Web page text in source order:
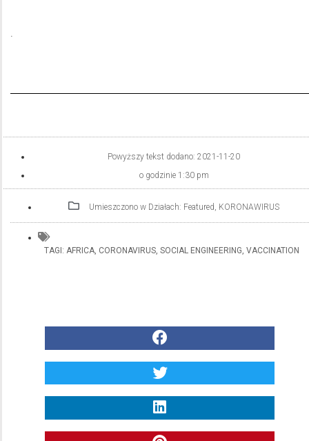
.
Powyższy tekst dodano: 2021-11-20
o godzinie 1:30 pm
Umieszczono w Działach: Featured, KORONAWIRUS
TAGI: AFRICA, CORONAVIRUS, SOCIAL ENGINEERING, VACCINATION